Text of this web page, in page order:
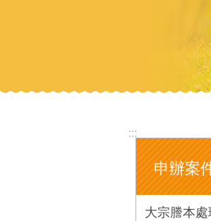
:::
申辦案
大宗謄本